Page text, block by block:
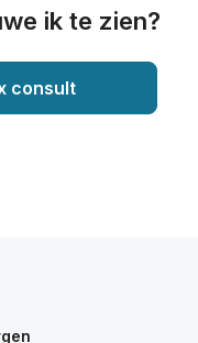
ik te zien?
consult